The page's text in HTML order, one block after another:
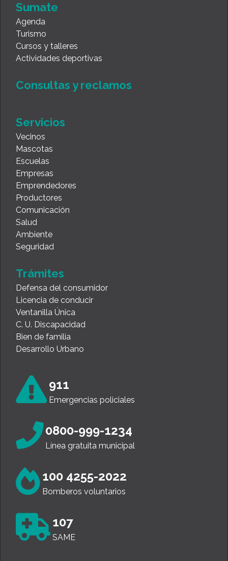
Sumate
Agenda
Turismo
Cursos y talleres
Actividades deportivas
Consultas y reclamos
Servicios
Vecinos
Mascotas
Escuelas
Empresas
Emprendedores
Productores
Comunicación
Salud
Ambiente
Seguridad
Trámites
Defensa del consumidor
Licencia de conducir
Ventanilla Única
C. U. Discapacidad
Bien de familia
Desarrollo Urbano
911
Emergencias policiales
0800-999-1234
Línea gratuita municipal
100 4255-2022
Bomberos voluntarios
107
SAME